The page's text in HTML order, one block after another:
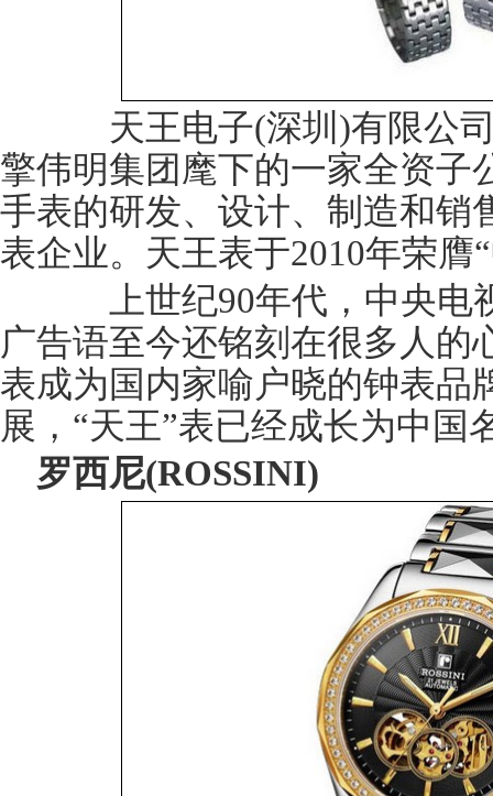
天王电子(深圳)有限公司
擎伟明集团麾下的一家全资子
手表的研发、设计、制造和销
表企业。天王表于2010年荣膺
上世纪90年代，中央电
广告语至今还铭刻在很多人的
表成为国内家喻户晓的钟表品
展，“天王”表已经成长为中国
罗西尼(ROSSINI)